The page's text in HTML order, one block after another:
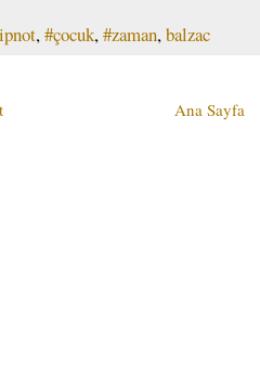
,#çocuk,#zaman,balzac
Ana Sayfa